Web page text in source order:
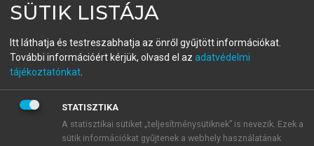
fiókoddal,vagy hozz létre új fiókot.
A regisztráció után apróbaidőszakautomatikusan
BELÉPÉS SAJÁT FIÓKKAL
SÜTIK LISTÁJA
Itt láthatja és testreszabhatja az önről gyűjtött információkat.
További információért kérjük, olvasd el az adatvédelmi
tájékoztatónkat
STATISZTIKA
A statisztikai sütiket „teljesítménysütiknek” is nevezik. Ezek a
sütik információkat gyűjtenek a webhely használatának